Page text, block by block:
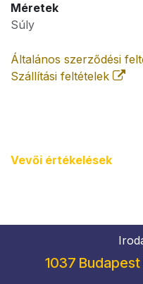
Méretek
Súly
Általános szerződési
Szállítási feltételek
Vevői értékel​ések
1037